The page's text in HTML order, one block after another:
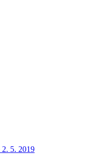
2. 5. 2019